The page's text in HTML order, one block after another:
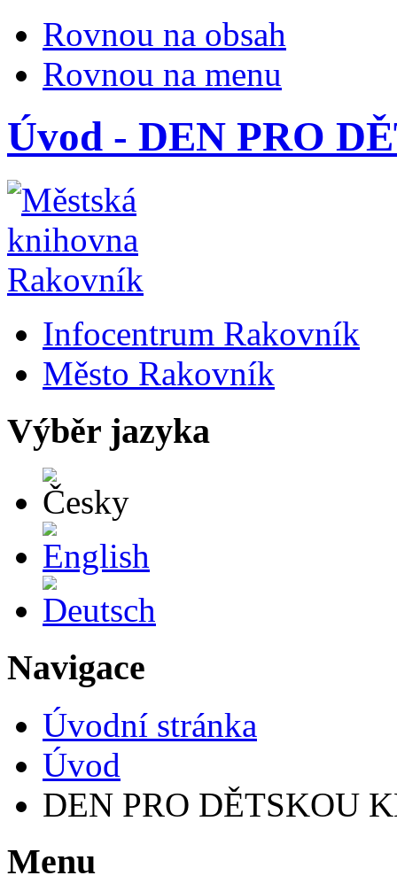
Rovnou na obsah
Rovnou na menu
Úvod - DEN PRO
Infocentrum Rakovník
Město Rakovník
Výběr jazyka
Navigace
Úvodní stránka
Úvod
DEN PRO DĚTSKOU
Menu